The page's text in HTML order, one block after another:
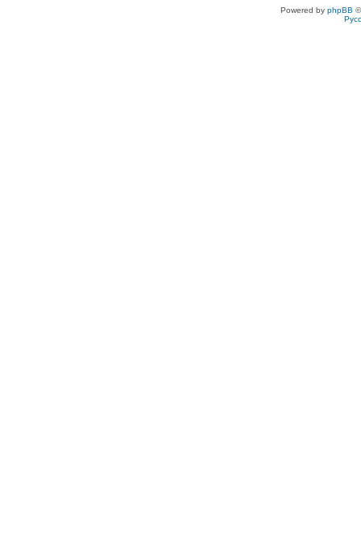
Powered by phpBB